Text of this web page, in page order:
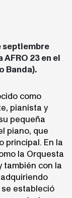
septiembre
23 en el
Banda).
como
pianista y
pequeña
piano, que
principal. En la
la Orquesta
también con la
estableció